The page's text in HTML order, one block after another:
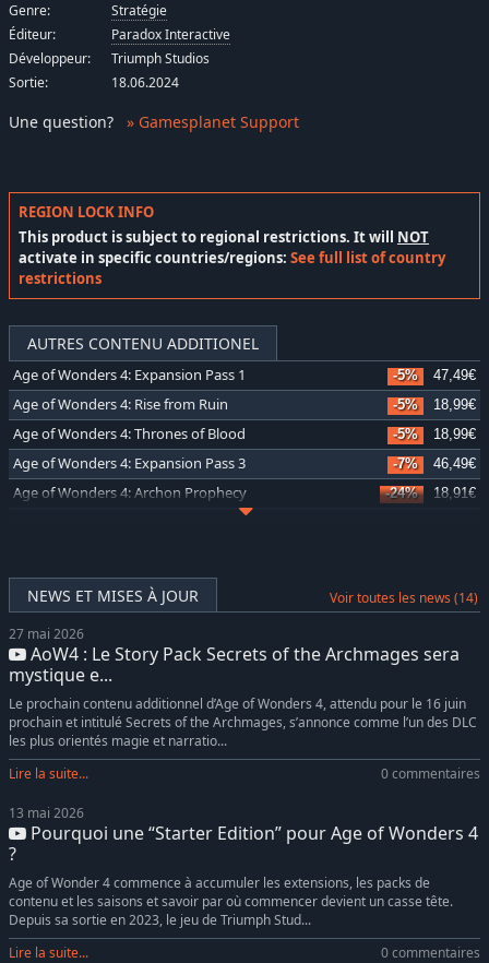
REGION LOCK INFO
This product is subject to regional restrictions. It will NOT
activate in specific countries/regions: See full list of country
restrictions
AUTRES CONTENU ADDITIONEL
Age of Wonders 4: Expansion Pass 1 -5% 47,49€
Age of Wonders 4: Rise from Ruin -5% 18,99€
Age of Wonders 4: Thrones of Blood -5% 18,99€
Age of Wonders 4: Expansion Pass 3 -7% 46,49€
Age of Wonders 4: Archon Prophecy -24% 18,91€
Age of Wonders 4: Primal Fury
Age of Wonders 4: Empires & Ashes -33% 13,30€
Age of Wonders 4: Dragon Dawn
Age of Wonders 4: Secrets of the Archmages -5%
NEWS ET MISES À JOUR Voir toutes les news (14)
27 mai 2026
AoW4 : Le Story Pack Secrets of the Archmages sera
mystique e...
Le prochain contenu additionnel d’Age of Wonders 4, attendu pour le 16 juin
prochain et intitulé Secrets of the Archmages, s’annonce comme l’un des DLC
les plus orientés magie et narratio...
Lire la suite...
0 commentaires
13 mai 2026
Pourquoi une “Starter Edition” pour Age of Wonders 4
?
Age of Wonder 4 commence à accumuler les extensions, les packs de
contenu et les saisons et savoir par où commencer devient un casse tête.
Depuis sa sortie en 2023, le jeu de Triumph Stud...
Lire la suite...
0 commentaires
Genre:
Stratégie
Éditeur:
Paradox Interactive
Développeur:
Triumph Studios
Sortie:
18.06.2024
Une question? » Gamesplanet Support